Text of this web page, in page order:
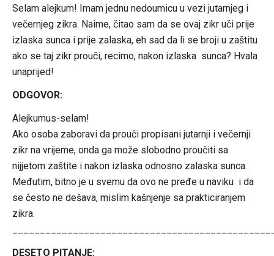
Selam alejkum! Imam jednu nedoumicu u vezi jutarnjeg i
večernjeg zikra. Naime, čitao sam da se ovaj zikr uči prije
izlaska sunca i prije zalaska, eh sad da li se broji u zaštitu
ako se taj zikr prouči, recimo, nakon izlaska sunca? Hvala
unaprijed!
ODGOVOR:
Alejkumus-selam!
Ako osoba zaboravi da prouči propisani jutarnji i večernji
zikr na vrijeme, onda ga može slobodno proučiti sa
nijjetom zaštite i nakon izlaska odnosno zalaska sunca.
Međutim, bitno je u svemu da ovo ne pređe u naviku i da
se često ne dešava, mislim kašnjenje sa prakticiranjem
zikra.
DESETO PITANJE: